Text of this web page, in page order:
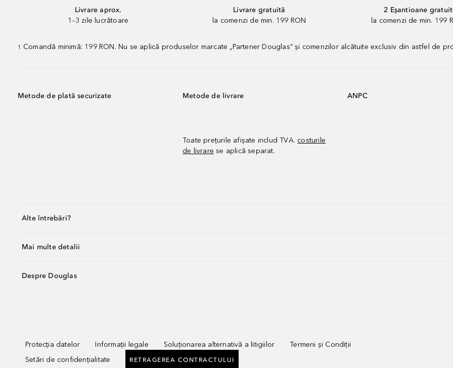
Livrare aprox.
1–3 zile lucrătoare
Livrare gratuită
la comenzi de min. 199 RON
2 Eșantioane
la comenzi de min. 199
1 Comandă minimă: 199 RON. Nu se aplică produselor marcate „Partener Douglas” și comenzilor alcătuite exclusiv din astfel de
Metode de plată securizate Metode de livrare
Toate prețurile afișate includ TVA. costurile
de livrare se aplică separat.
ANPC
Alte întrebări?
Mai multe detalii
Despre Douglas
Protecția datelor Informații legale Soluționarea alternativă a litigiilor
Termeni și Condiții
Setări de confidențialitate
RETRAGEREA CONTRACTULUI